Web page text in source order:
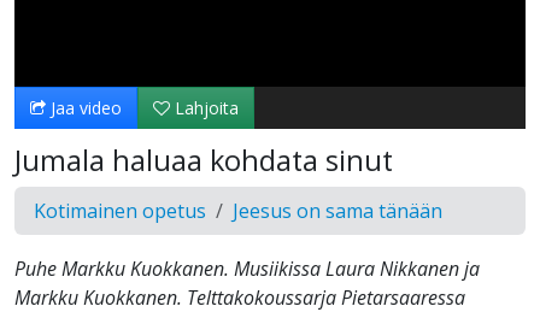
Jaa video Lahjoita
Jumala haluaa kohdata sinut
Kotimainen opetus Jeesus on sama tänään
Puhe Markku Kuokkanen. Musiikissa Laura Nikkanen ja
Markku Kuokkanen. Telttakokoussarja Pietarsaaressa